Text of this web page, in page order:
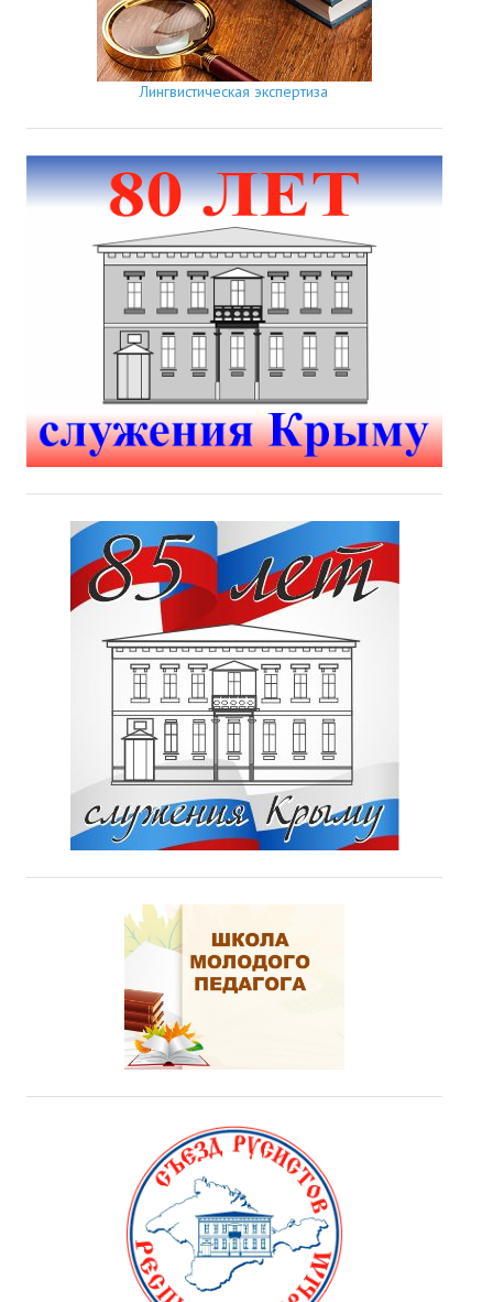
Лингвистическая экспертиза